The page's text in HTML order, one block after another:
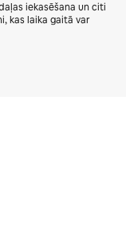
iekasēšana un citi
kas laika gaitā var